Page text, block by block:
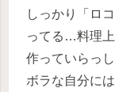
しっかり「ロ
ってる…料理上
作っていらっ
ボラな自分に